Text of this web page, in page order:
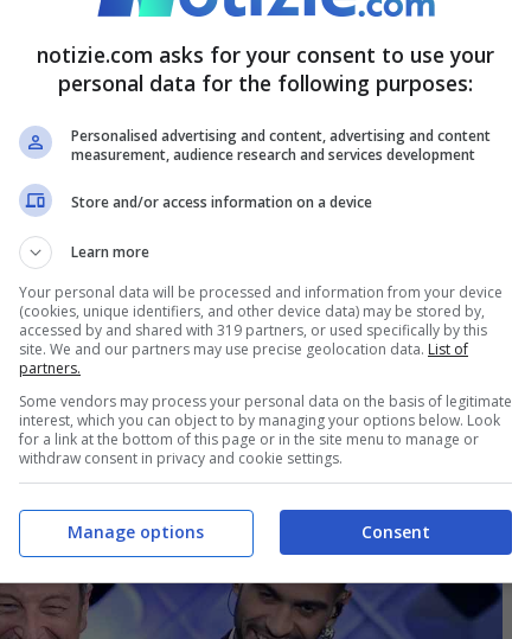
social e gli appassionati hanno capito
edizione vista e in lungo e in largo,
protagonisti. Ad esempio
capace di coinvolgere e di ringraziare il
social anche per La Rappresentante di Lista.
posto, e sarà con certezza uno dei
però l’edizione dei record, si punta già ad
e sperano in un nuovo successo.
per Mahmood: con
notizie.com asks for your consent to use your
personal data for the following purposes:
Personalised advertising and content, advertising and content
measurement, audience research and services development
Store and/or access information on a device
Learn more
Your personal data will be processed and information from your device
(cookies, unique identifiers, and other device data) may be stored by,
accessed by and shared with 319 partners, or used specifically by this
site. We and our partners may use precise geolocation data. List of
partners.
Some vendors may process your personal data on the basis of legitimate
interest, which you can object to by managing your options below. Look
for a link at the bottom of this page or in the site menu to manage or
withdraw consent in privacy and cookie settings.
Consent
Manage options